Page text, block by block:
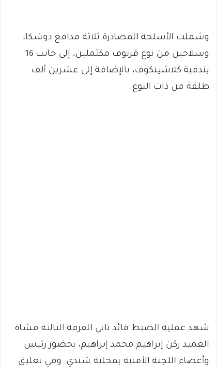
وشملت الأسلحة المصادرة ثلاثة مدافع دوشكا،
وسلاحين من نوع قرنوف مكتملين، إلى جانب 16
بندقية كلاشينكوف، بالإضافة إلى عشرين ألف
طلقة من ذات النوع.
شهد عملية الضبط قائد ثاني الفرقة الثالثة مشاة
العميد ركن إبراهيم محمد إبراهيم، بحضور رئيس
وأعضاء اللجنة الأمنية بمحلية شندي. وفي تعليق